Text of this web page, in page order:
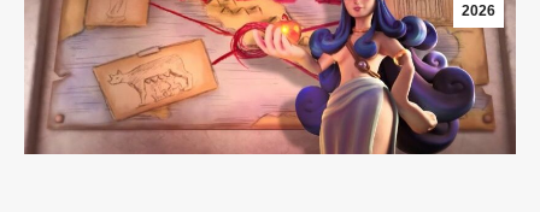
2026